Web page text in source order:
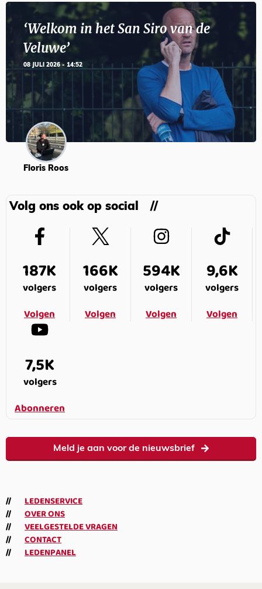
‘Welkom in het San Siro van de
Veluwe’
08 JULI 2026 - 14:52
Floris Roos
Volg ons ook op social
187K
volgers
Volgen
166K
volgers
Volgen
594K
volgers
Volgen
9,6K
volgers
Volgen
7,5K
volgers
Abonneren
Meld je aan voor de nieuwsbrief
LEDENSERVICE
OVER ONS
VEELGESTELDE VRAGEN
CONTACT
LEDENPANEL